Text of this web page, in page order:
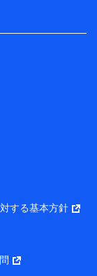
配信等を行う
を行うため
プ 代表取締役
ット日本橋
締役社長 吉
する基本方針